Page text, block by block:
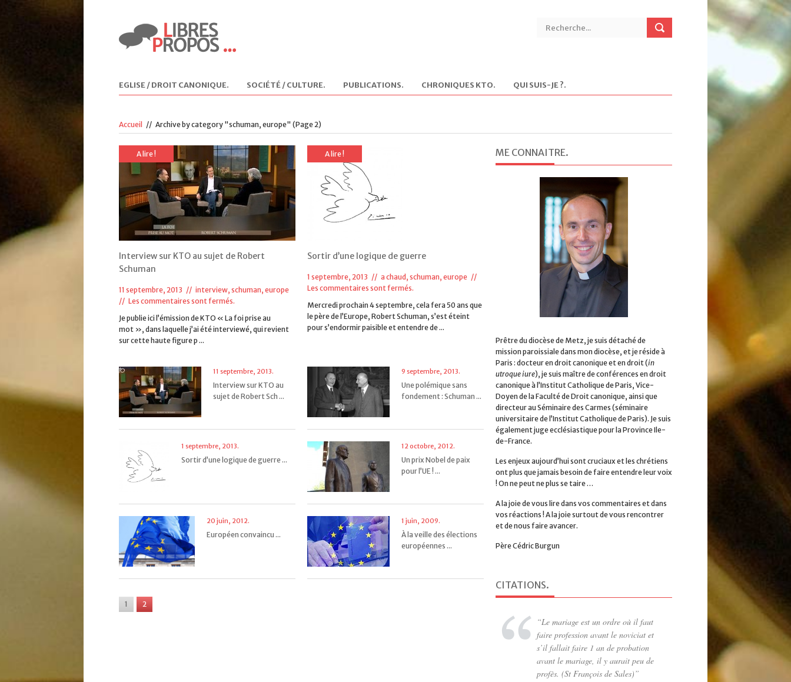
EGLISE / DROIT CANONIQUE. SOCIÉTÉ / CULTURE. PUBLICATIONS. CHRONIQUES KTO. QUI SUIS-JE ?.
Accueil // Archive by category "schuman, europe" (Page 2)
A lire !
Interview sur KTO au sujet de Robert
Schuman
11 septembre, 2013 // interview, schuman, europe
// Les commentaires sont fermés.
Je publie ici l’émission de KTO « La foi prise au
mot », dans laquelle j’ai été interviewé, qui revient
sur cette haute figure p ...
A lire !
Sortir d’une logique de guerre
1 septembre, 2013 // a chaud , schuman, europe //
Les commentaires sont fermés.
Mercredi prochain 4 septembre, cela fera 50 ans que
le père de l’Europe, Robert Schuman, s’est éteint
pour s’endormir paisible et entendre de ...
11 septembre, 2013.
Interview sur KTO au
sujet de Robert Sch ...
9 septembre, 2013.
Une polémique sans
fondement : Schuman ...
1 septembre, 2013.
Sortir d’une logique de guerre ...
12 octobre, 2012.
Un prix Nobel de paix
pour l’UE ! ...
20 juin, 2012.
Européen convaincu ...
1 juin, 2009.
À la veille des élections
européennes ...
1 2
ME CONNAITRE.
Prêtre du diocèse de Metz, je suis détaché de
mission paroissiale dans mon diocèse, et je réside à
Paris : docteur en droit canonique et en droit (in
utroque iure), je suis maître de conférences en droit
canonique à l’Institut Catholique de Paris, Vice-
Doyen de la Faculté de Droit canonique, ainsi que
directeur au Séminaire des Carmes (séminaire
universitaire de l’Institut Catholique de Paris). Je suis
également juge ecclésiastique pour la Province Ile-
de-France.
Les enjeux aujourd’hui sont cruciaux et les chrétiens
ont plus que jamais besoin de faire entendre leur voix
! On ne peut ne plus se taire …
A la joie de vous lire dans vos commentaires et dans
vos réactions ! A la joie surtout de vous rencontrer
et de nous faire avancer.
Père Cédric Burgun
CITATIONS.
In necessariis unitas, in dubiis
libertas, in omnibus caritas (St
Augustin)